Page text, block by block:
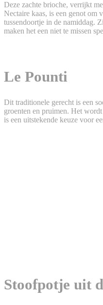
Deze zachte brioche, verrijkt
Nectaire kaas, is een genot om
tussendoortje in de namiddag.
maken het een niet te missen
Le Pounti
Dit traditionele gerecht is een
groenten en pruimen. Het
is een uitstekende keuze voor
Stoofpotje uit